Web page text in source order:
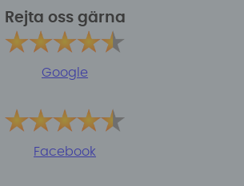
Rejta oss gärna
Google
Facebook